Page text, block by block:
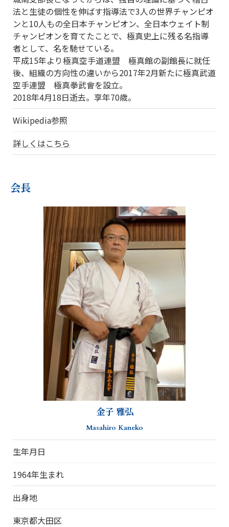
法と生徒の個性を伸ばす指導法で3人の世界チャンピオ
ンと10人もの全日本チャンピオン、全日本ウェイト制
チャンピオンを育てたことで、極真史上に残る名指導
者として、名を馳せている。
平成15年より極真空手道連盟 極真館の副館長に就任
後、組織の方向性の違いから2017年2月新たに極真武道
空手連盟 極真拳武會を設立。
2018年4月18日逝去。享年70歳。
Wikipedia参照
詳しくはこちら
会長
金子 雅弘
Masahiro Kaneko
生年月日
1964年生まれ
出身地
東京都大田区